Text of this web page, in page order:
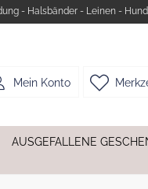
- Halsbänder - Leinen -
Mein Konto
AUSGEFALLENE